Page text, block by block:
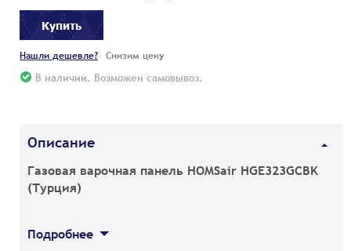
Купить
Нашли дешевле? Снизим цену
В наличии. Возможен самовывоз.
Описание
Газовая варочная панель HOMSair HGE323GCBK
(Турция)
Подробнее